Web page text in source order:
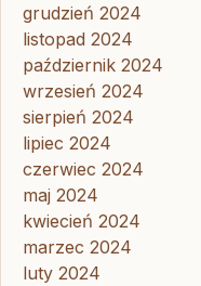
grudzień 2024
listopad 2024
październik 2024
wrzesień 2024
sierpień 2024
lipiec 2024
czerwiec 2024
maj 2024
kwiecień 2024
marzec 2024
luty 2024